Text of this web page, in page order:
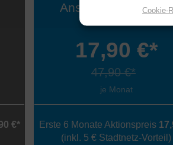
Cookie-
€*
Anschluss 250 MBit
17,90 €*
47,90 €*
je Monat
Erste 6 Monate Aktionspreis
(inkl. 5 € Stadtnetz-Vorteil)